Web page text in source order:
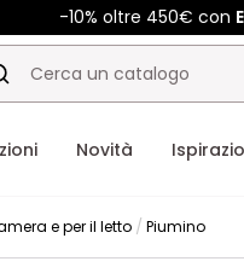
-10% oltre 450€ con
Novità
e per il letto Piumino